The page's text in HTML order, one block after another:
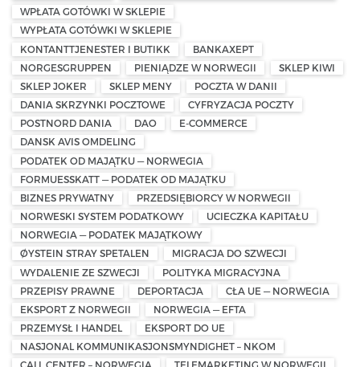
WPŁATA GOTÓWKI W SKLEPIE
WYPŁATA GOTÓWKI W SKLEPIE
KONTANTTJENESTER I BUTIKK
BANKAXEPT
NORGESGRUPPEN
PIENIĄDZE W NORWEGII
SKLEP KIWI
SKLEP JOKER
SKLEP MENY
POCZTA W DANII
DANIA SKRZYNKI POCZTOWE
CYFRYZACJA POCZTY
POSTNORD DANIA
DAO
E-COMMERCE
DANSK AVIS OMDELING
PODATEK OD MAJĄTKU — NORWEGIA
FORMUESSKATT — PODATEK OD MAJĄTKU
BIZNES PRYWATNY
PRZEDSIĘBIORCY W NORWEGII
NORWESKI SYSTEM PODATKOWY
UCIECZKA KAPITAŁU
NORWEGIA — PODATEK MAJĄTKOWY
ØYSTEIN STRAY SPETALEN
MIGRACJA DO SZWECJI
WYDALENIE ZE SZWECJI
POLITYKA MIGRACYJNA
PRZEPISY PRAWNE
DEPORTACJA
CŁA UE — NORWEGIA
EKSPORT Z NORWEGII
NORWEGIA — EFTA
PRZEMYSŁ I HANDEL
EKSPORT DO UE
NASJONAL KOMMUNIKASJONSMYNDIGHET – NKOM